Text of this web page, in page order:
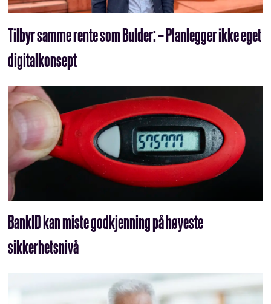
Tilbyr samme rente som Bulder: – Planlegger ikke eget
digitalkonsept
BankID kan miste godkjenning på høyeste
sikkerhetsnivå